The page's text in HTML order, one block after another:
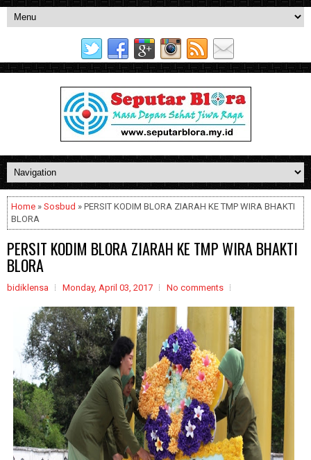
Home » Sosbud » PERSIT KODIM BLORA ZIARAH KE TMP WIRA BHAKTI
BLORA
PERSIT KODIM BLORA ZIARAH KE TMP WIRA BHAKTI
BLORA
bidiklensa Monday, April 03, 2017 No comments